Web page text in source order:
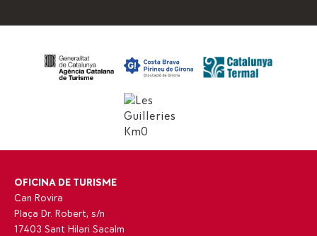
OFICINA DE TURISME
Can Rovira
Plaça Dr. Robert, s/n
17403 Sant Hilari Sacalm